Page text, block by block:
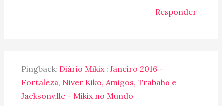
Responder
Pingback: Diário Mikix : Janeiro 2016 -
Fortaleza, Niver Kiko, Amigos, Trabaho e
Jacksonville - Mikix no Mundo